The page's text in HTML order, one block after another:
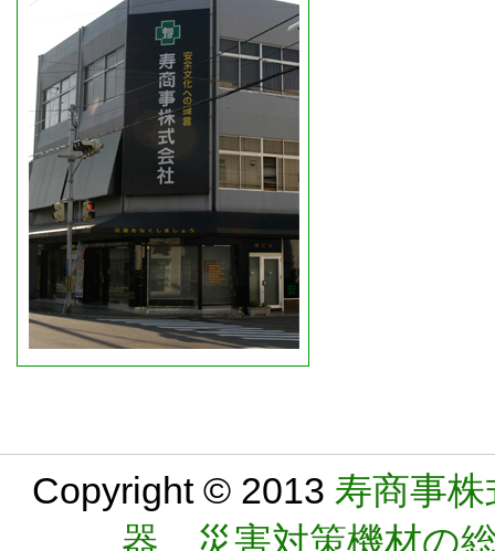
Copyright © 2013 寿商事
器 災害対策機材の